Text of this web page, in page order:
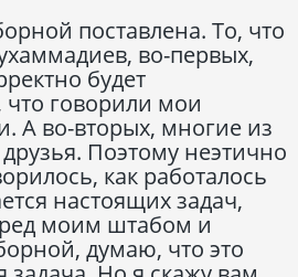
поставлена. То, что
во-первых,
будет
говорили мои
А во-вторых, многие из
Поэтому неэтично
как работалось
настоящих задач,
моим штабом и
думаю, что это